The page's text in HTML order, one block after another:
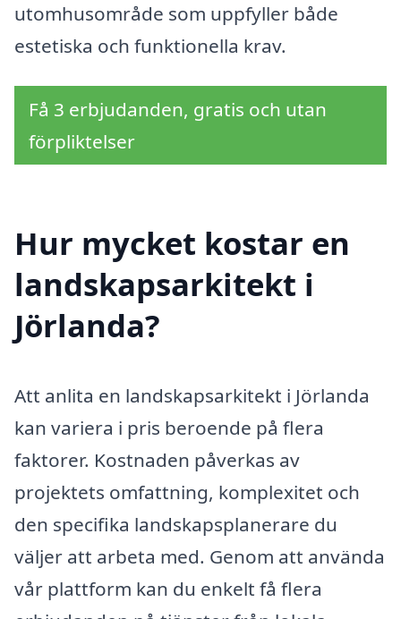
utomhusområde som uppfyller både
estetiska och funktionella krav.
Få 3 erbjudanden, gratis och utan
förpliktelser
Hur mycket kostar en
landskapsarkitekt i
Jörlanda?
Att anlita en landskapsarkitekt i Jörlanda
kan variera i pris beroende på flera
faktorer. Kostnaden påverkas av
projektets omfattning, komplexitet och
den specifika landskapsplanerare du
väljer att arbeta med. Genom att använda
vår plattform kan du enkelt få flera